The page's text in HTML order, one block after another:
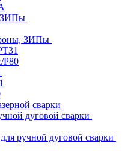
ЗИПы
ЗИПы
P80
сварки
дуговой сварки
ручной дуговой сварки